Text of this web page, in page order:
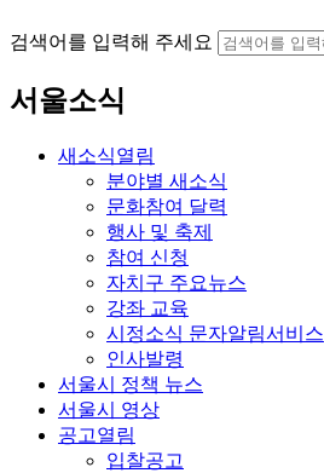
검색어를 입력해 주세요
서울소식
새소식열림
분야별 새소식
문화참여 달력
행사 및 축제
참여 신청
자치구 주요뉴스
강좌 교육
시정소식 문자알림서비스
인사발령
서울시 정책 뉴스
서울시 영상
공고열림
입찰공고